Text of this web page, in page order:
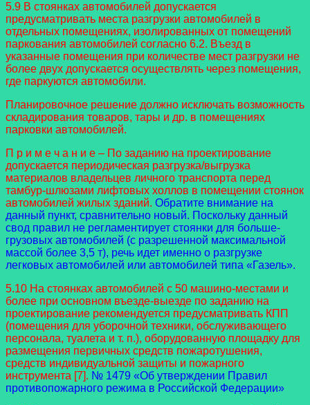
5.9 В стоянках автомобилей допускается
предусматривать места разгрузки автомобилей в
отдельных помещениях, изолированных от помещений
паркования автомобилей согласно 6.2. Въезд в
указанные помещения при количестве мест разгрузки не
более двух допускается осуществлять через помещения,
где паркуются автомобили.
Планировочное решение должно исключать возможность
складирования товаров, тары и др. в помещениях
парковки автомобилей.
П р и м е ч а н и е – По заданию на проектирование
допускается периодическая разгрузка/выгрузка
материалов владельцев личного транспорта перед
тамбур-шлюзами лифтовых холлов в помещении стоянок
автомобилей жилых зданий. Обратите внимание на
данный пункт, сравнительно новый. Поскольку данный
свод правил не регламентирует стоянки для больше-
грузовых автомобилей (с разрешенной максимальной
массой более 3,5 т), речь идет именно о разгрузке
легковых автомобилей или автомобилей типа «Газель».
5.10 На стоянках автомобилей с 50 машино-местами и
более при основном въезде-выезде по заданию на
проектирование рекомендуется предусматривать КПП
(помещения для уборочной техники, обслуживающего
персонала, туалета и т. п.), оборудованную площадку для
размещения первичных средств пожаротушения,
средств индивидуальной защиты и пожарного
инструмента [7]. № 1479 «Об утверждении Правил
противопожарного режима в Российской Федерации»